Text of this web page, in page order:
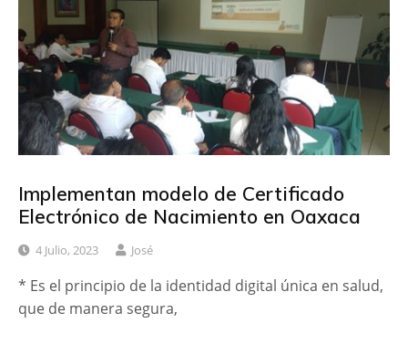
Implementan modelo de Certificado
Electrónico de Nacimiento en Oaxaca
4 Julio, 2023 José
* Es el principio de la identidad digital única en salud,
que de manera segura,